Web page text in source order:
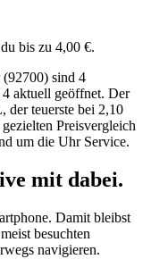
bis zu 4,00 €.
sind 4
aktuell geöffnet. Der
der teuerste bei 2,10
Preisvergleich
um die Uhr Service.
mit dabei.
Damit bleibst
besuchten
navigieren.